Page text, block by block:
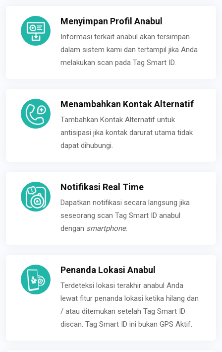
Menyimpan Profil Anabul
Informasi terkait anabul akan tersimpan
dalam sistem kami dan tertampil jika Anda
melakukan scan pada Tag Smart ID.
Menambahkan Kontak Alternatif
Tambahkan Kontak Alternatif untuk
antisipasi jika kontak darurat utama tidak
dapat dihubungi.
Notifikasi Real Time
Dapatkan notifikasi secara langsung jika
seseorang scan Tag Smart ID anabul
dengan smartphone.
Penanda Lokasi Anabul
Terdeteksi lokasi terakhir anabul Anda
lewat fitur penanda lokasi ketika hilang dan
/ atau ditemukan setelah Tag Smart ID
discan. Tag Smart ID ini bukan GPS Aktif.